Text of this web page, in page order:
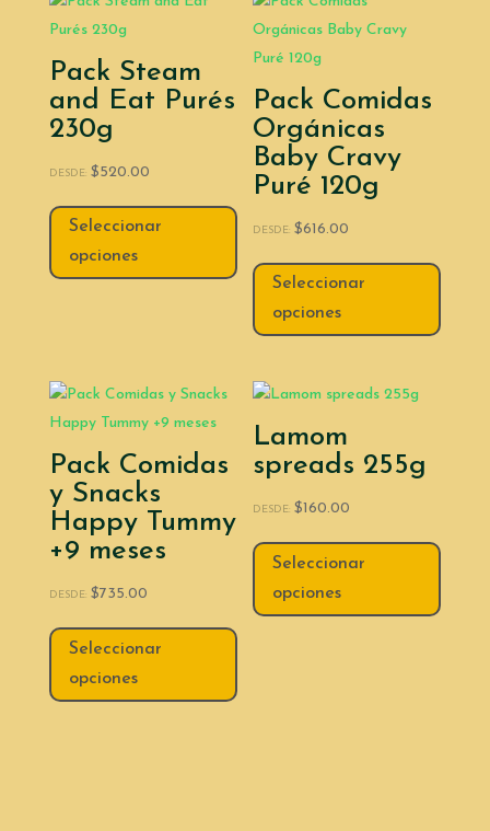
Pack Steam
and Eat Purés
230g
DESDE: $520.00
Seleccionar
opciones
Pack Comidas
Orgánicas
Baby Cravy
Puré 120g
DESDE:$616.00
Seleccionar
opciones
Pack Comidas
y Snacks
Happy Tummy
+9 meses
DESDE: $735.00
Seleccionar
opciones
Lamom
spreads 255g
DESDE:$160.00
Seleccionar
opciones